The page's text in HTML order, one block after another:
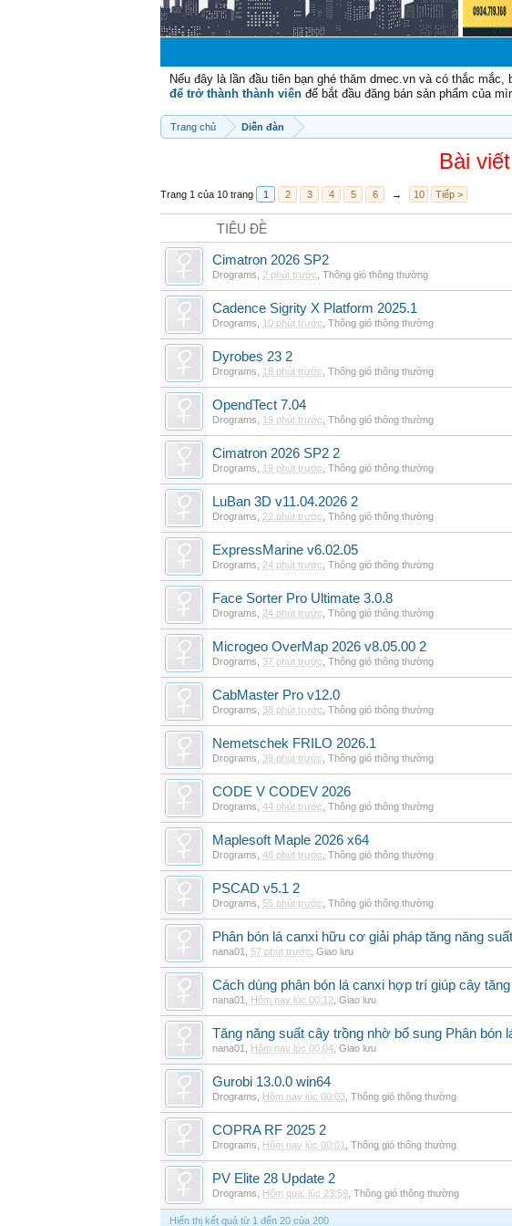
Nếu đây là lần đầu tiên bạn ghé thăm dmec.vn và có thắc mắc,
để trở thành thành viên để bắt đầu đăng bán sản phẩm của
Trang chủ Diễn đàn
Bài
Trang 1 của 10 trang 1 2 3 4 5 6 → 10 Tiếp >
TIÊU ĐỀ
Cimatron 2026 SP2
Drograms 2 phút trước Thông gió thông thường
Cadence Sigrity X Platform 2025.1
Drograms 10 phút trước Thông gió thông thường
Dyrobes 23 2
Drograms 18 phút trước Thông gió thông thường
OpendTect 7.04
Drograms 19 phút trước Thông gió thông thường
Cimatron 2026 SP2 2
Drograms 19 phút trước Thông gió thông thường
LuBan 3D v11.04.2026 2
Drograms 22 phút trước Thông gió thông thường
ExpressMarine v6.02.05
Drograms 24 phút trước Thông gió thông thường
Face Sorter Pro Ultimate 3.0.8
Drograms 24 phút trước Thông gió thông thường
Microgeo OverMap 2026 v8.05.00 2
Drograms 37 phút trước Thông gió thông thường
CabMaster Pro v12.0
Drograms 38 phút trước Thông gió thông thường
Nemetschek FRILO 2026.1
Drograms 39 phút trước Thông gió thông thường
CODE V CODEV 2026
Drograms 44 phút trước Thông gió thông thường
Maplesoft Maple 2026 x64
Drograms 48 phút trước Thông gió thông thường
PSCAD v5.1 2
Drograms 55 phút trước Thông gió thông thường
Phân bón lá canxi hữu cơ giải pháp tăng năng
nana01 57 phút trước Giao lưu
Cách dùng phân bón lá canxi hợp trí giúp cây
nana01 Hôm nay lúc 00:12 Giao lưu
Tăng năng suất cây trồng nhờ bổ sung Phân bón
nana01 Hôm nay lúc 00:04 Giao lưu
Gurobi 13.0.0 win64
Drograms Hôm nay lúc 00:03 Thông gió thông thường
COPRA RF 2025 2
Drograms Hôm nay lúc 00:01 Thông gió thông thường
PV Elite 28 Update 2
Drograms Hôm qua, lúc 23:59 Thông gió thông thường
Hiển thị kết quả từ 1 đến 20 của 200